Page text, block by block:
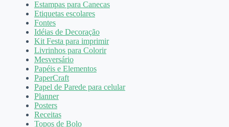
Estampas para Canecas
Etiquetas escolares
Fontes
Idéias de Decoração
Kit Festa para imprimir
Livrinhos para Colorir
Mesversário
Papéis e Elementos
PaperCraft
Papel de Parede para celular
Planner
Posters
Receitas
Topos de Bolo